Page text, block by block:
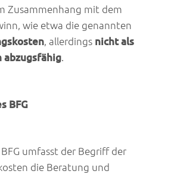
Zusammenhang mit dem
wie etwa die genannten
, allerdings nicht als
abzugsfähig.
BFG
umfasst der Begriff der
die Beratung und